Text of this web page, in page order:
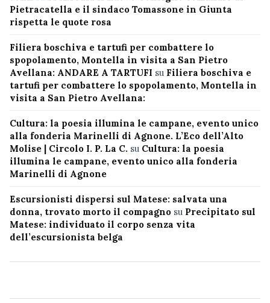
Pietracatella e il sindaco Tomassone in Giunta
rispetta le quote rosa
Filiera boschiva e tartufi per combattere lo
spopolamento, Montella in visita a San Pietro
Avellana: ANDARE A TARTUFI su Filiera boschiva e
tartufi per combattere lo spopolamento, Montella in
visita a San Pietro Avellana:
Cultura: la poesia illumina le campane, evento unico
alla fonderia Marinelli di Agnone. L’Eco dell’Alto
Molise | Circolo I. P. La C. su Cultura: la poesia
illumina le campane, evento unico alla fonderia
Marinelli di Agnone
Escursionisti dispersi sul Matese: salvata una
donna, trovato morto il compagno su Precipitato sul
Matese: individuato il corpo senza vita
dell’escursionista belga